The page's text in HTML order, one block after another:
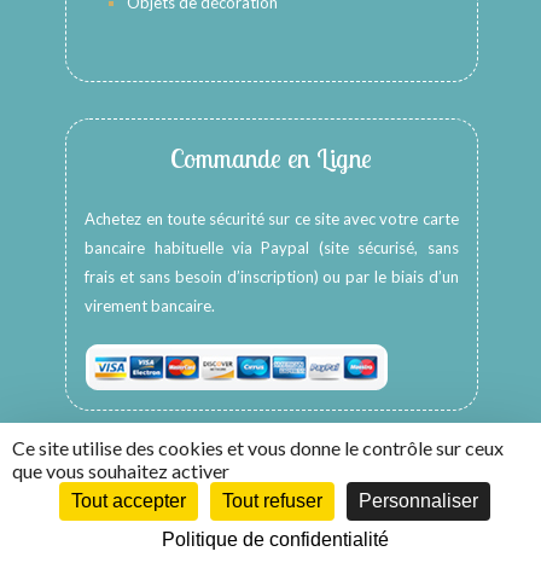
Commande en Ligne
Achetez en toute sécurité sur ce site avec votre carte
bancaire habituelle via Paypal (site sécurisé, sans
frais et sans besoin d’inscription) ou par le biais d’un
virement bancaire.
Copyright © 2026 -HappyColors Créations
Création WebCom.Me
Ce site utilise des cookies et vous donne le contrôle sur ceux
que vous souhaitez activer
Tout accepter Tout refuser
Personnaliser
Politique de confidentialité